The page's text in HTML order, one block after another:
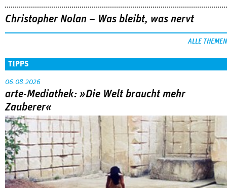
Christopher Nolan – Was bleibt, was nervt
ALLE THEMEN
TIPPS
06.08.2026
arte-Mediathek: »Die Welt braucht mehr
Zauberer«